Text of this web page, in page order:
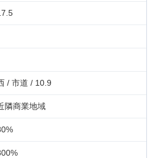
/ 市道 / 10.9
隣商業地域